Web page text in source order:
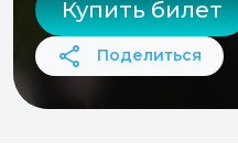
Купить билет
Поделиться